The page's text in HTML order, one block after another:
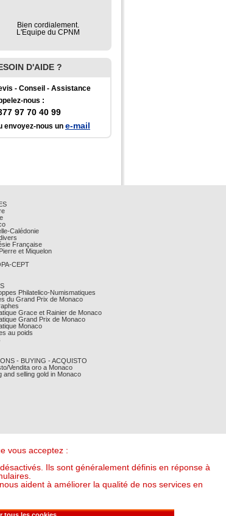
Bien cordialement.
L'Equipe du CPNM
D'AIDE ?
- Conseil - Assistance
nous :
97 70 40 99
envoyez-nous un e-mail
Calédonie
Française
et Miquelon
CEPT
Philatelico-Numismatiques
du Grand Prix de Monaco
Grace et Rainier de Monaco
Grand Prix de Monaco
Monaco
au poids
- BUYING - ACQUISTO
Vendita oro a Monaco
and selling gold in Monaco
vous acceptez :
Ils sont généralement définis en réponse à
aident à améliorer la qualité de nos services en